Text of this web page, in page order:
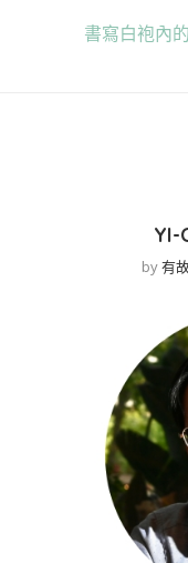
書寫白袍內
YI-
by有